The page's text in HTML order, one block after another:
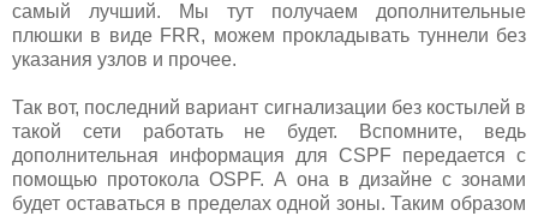
самый лучший. Мы тут получаем дополнительные
плюшки в виде FRR, можем прокладывать туннели без
указания узлов и прочее.
Так вот, последний вариант сигнализации без костылей в
такой сети работать не будет. Вспомните, ведь
дополнительная информация для CSPF передается с
помощью протокола OSPF. А она в дизайне с зонами
будет оставаться в пределах одной зоны. Таким образом